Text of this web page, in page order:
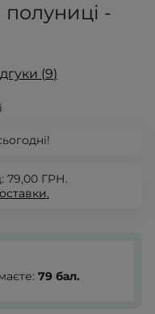
полуниці -
9
79,00 ГРН.
79 бал.